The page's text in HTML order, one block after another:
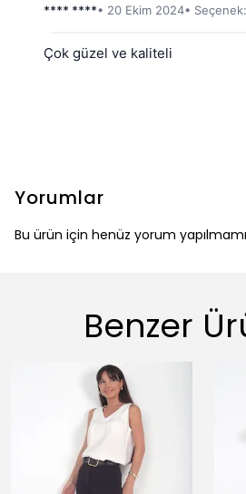
**** ****• 20 Ekim 2024•
Çok güzel ve kaliteli
Yorumlar
Bu ürün için henüz yorum
Benzer